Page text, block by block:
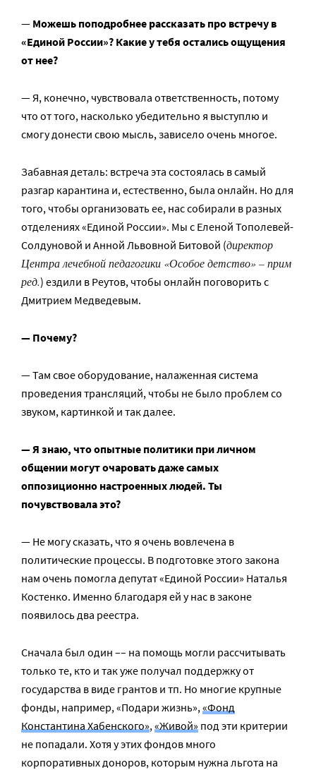
— Можешь поподробнее рассказать про встречу в
«Единой России»? Какие у тебя остались ощущения
от нее?
— Я, конечно, чувствовала ответственность, потому
что от того, насколько убедительно я выступлю и
смогу донести свою мысль, зависело очень многое.
Забавная деталь: встреча эта состоялась в самый
разгар карантина и, естественно, была онлайн. Но для
того, чтобы организовать ее, нас собирали в разных
отделениях «Единой России». Мы с Еленой Тополевей-
Солдуновой и Анной Львовной Битовой (директор
Центра лечебной педагогики «Особое детство» – прим
ред.) ездили в Реутов, чтобы онлайн поговорить с
Дмитрием Медведевым.
— Почему?
— Там свое оборудование, налаженная система
проведения трансляций, чтобы не было проблем со
звуком, картинкой и так далее.
— Я знаю, что опытные политики при личном
общении могут очаровать даже самых
оппозиционно настроенных людей. Ты
почувствовала это?
— Не могу сказать, что я очень вовлечена в
политические процессы. В подготовке этого закона
нам очень помогла депутат «Единой России» Наталья
Костенко. Именно благодаря ей у нас в законе
появилось два реестра.
Сначала был один –– на помощь могли рассчитывать
только те, кто и так уже получал поддержку от
государства в виде грантов и тп. Но многие крупные
фонды, например, «Подари жизнь», «Фонд
Константина Хабенского», «Живой» под эти критерии
не попадали. Хотя у этих фондов много
корпоративных доноров, которым нужна льгота на